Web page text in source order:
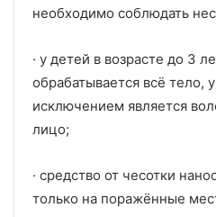
необходимо соблюдать
· у детей в возрасте до 3
обрабатывается всё тело,
исключением является
лицо;
· средство от чесотки
только на поражённые